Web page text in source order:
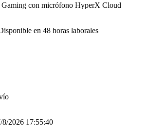
con micrófono HyperX Cloud
en 48 horas laborales
8/2026 17:55:40